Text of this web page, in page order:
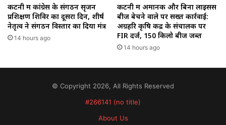
कटनी में कांग्रेस के संगठन सृजन
प्रशिक्षण शिविर का दूसरा दिन, शीर्ष
नेतृत्व ने संगठन विस्तार का दिया मंत्र
14 hours ago
कटनी में अमानक और बिना लाइसेंस
बीज बेचने वाले पर सख्त कार्रवाई:
अग्रहरि कृषि केंद्र के संचालक पर
FIR दर्ज, 150 किलो बीज जब्त
14 hours ago
© Copyright 2026, All Rights Reserved
#266141 (no title)
About Us